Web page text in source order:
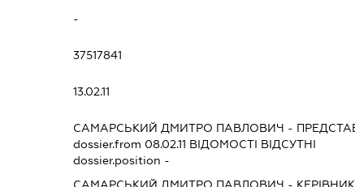
-
37517841
13.02.11
САМАРСЬКИЙ ДМИТРО ПАВЛОВИЧ -
dossier.from 08.02.11 ВІДОМОСТІ ВІДСУТНІ
dossier.position -
САМАРСЬКИЙ ДМИТРО ПАВЛОВИЧ - КЕРІВНИК